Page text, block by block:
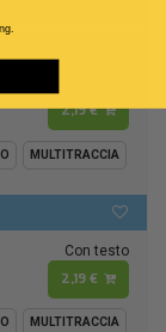
2,19 €
MULTITRACCIA
Con testo
2,19 €
MULTITRACCIA